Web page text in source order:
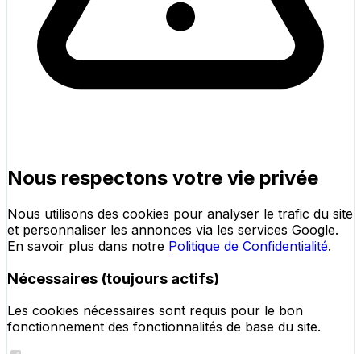
Nous respectons votre vie privée
Nous utilisons des cookies pour analyser le trafic du site
et personnaliser les annonces via les services Google.
En savoir plus dans notre Politique de Confidentialité.
Nécessaires (toujours actifs)
Les cookies nécessaires sont requis pour le bon
fonctionnement des fonctionnalités de base du site.